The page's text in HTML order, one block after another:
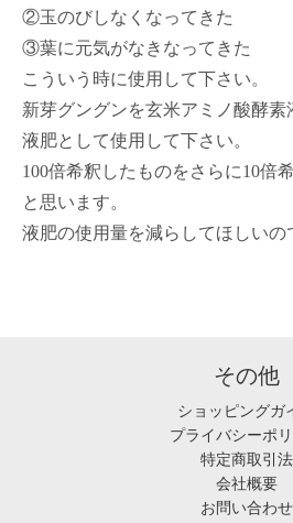
②玉のびしなくなってきた
③葉に元気がなきなってきた
こういう時に使用して下さい。
新芽グングンを玄米アミノ酸酵素
液肥として使用して下さい。
100倍希釈したものをさらに10倍
と思います。
液肥の使用量を減らしてほしいの
その他
ショッピングガ
プライバシーポ
特定商取引法
会社概要
お問い合わせ